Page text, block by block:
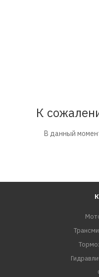
К
В данный